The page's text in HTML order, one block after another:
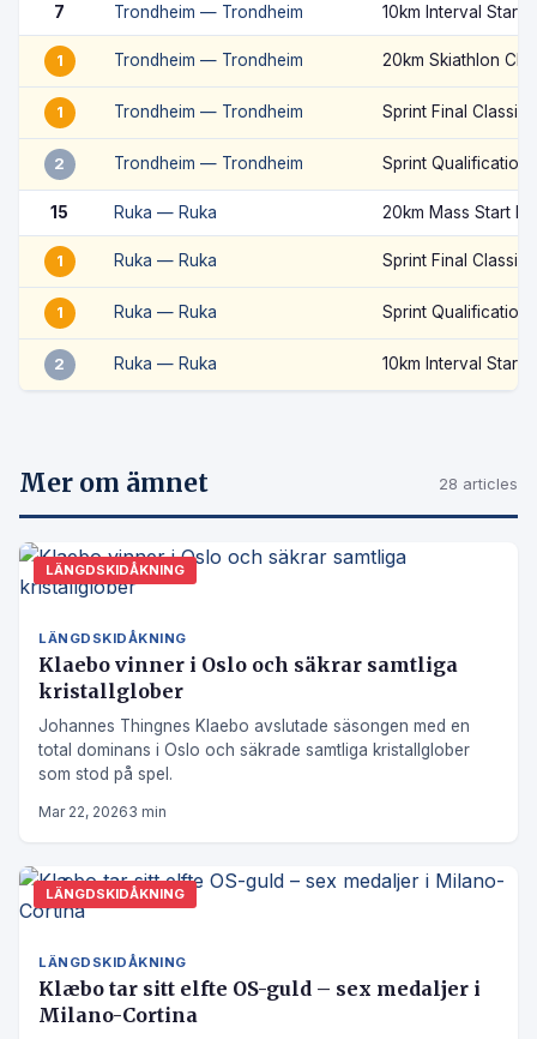
7 Trondheim — Trondheim 10km Interval Start
1 Trondheim — Trondheim 20km Skiathlon
1 Trondheim — Trondheim Sprint Final Classic
2 Trondheim — Trondheim Sprint Qualification
15 Ruka — Ruka 20km Mass Start
1 Ruka — Ruka Sprint Final Classic
1 Ruka — Ruka Sprint Qualification
2 Ruka — Ruka 10km Interval Start
Mer om ämnet 28 articles
LÄNGDSKIDÅKNING
LÄNGDSKIDÅKNING
Klaebo vinner i Oslo och säkrar samtliga
kristallglober
Johannes Thingnes Klaebo avslutade säsongen med en
total dominans i Oslo och säkrade samtliga kristallglober
som stod på spel.
Mar 22, 20263 min
LÄNGDSKIDÅKNING
LÄNGDSKIDÅKNING
Klæbo tar sitt elfte OS-guld – sex medaljer i
Milano-Cortina